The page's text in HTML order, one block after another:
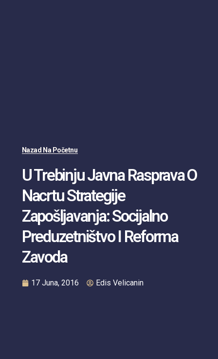
Nazad Na Početnu
U Trebinju Javna Rasprava O
Nacrtu Strategije
Zapošljavanja: Socijalno
Preduzetništvo I Reforma
Zavoda
17 Juna, 2016 Edis Velicanin